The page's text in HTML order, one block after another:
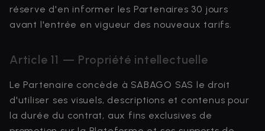
réserve d'en informer les Partenaires 30 jours
avant l'entrée en vigueur des nouveaux tarifs.
Article 11 — Propriété intellectuelle
Le Partenaire concède à SABAGO SAS le droit
d'utiliser ses visuels, descriptions et contenus pour
la durée du contrat, aux fins exclusives de